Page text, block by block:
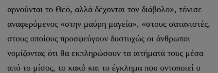
αρνούνται το Θεό, αλλά δέχονται τον διάβολο», τόνισε
αναφερόμενος «στην μαύρη μαγεία», «στους σατανιστές,
στους οποίους προσφεύγουν δυστυχώς οι άνθρωποι
νομίζοντας ότι θα εκπληρώσουν τα αιτήματά τους μέσα
από το μίσος, το κακό και το έγκλημα που οντοποιεί ο